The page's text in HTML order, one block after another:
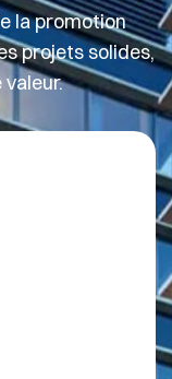
la promotion
projets solides,